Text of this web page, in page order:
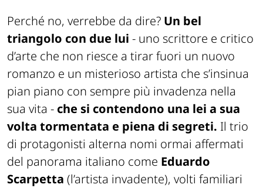
Perché no, verrebbe da dire? Un bel
triangolo con due lui - uno scrittore e critico
d’arte che non riesce a tirar fuori un nuovo
romanzo e un misterioso artista che s’insinua
pian piano con sempre più invadenza nella
sua vita - che si contendono una lei a sua
volta tormentata e piena di segreti. Il trio
di protagonisti alterna nomi ormai affermati
del panorama italiano come Eduardo
Scarpetta (l’artista invadente), volti familiari